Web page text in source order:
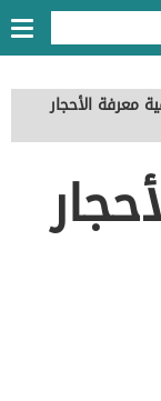
معرفة الأحجار